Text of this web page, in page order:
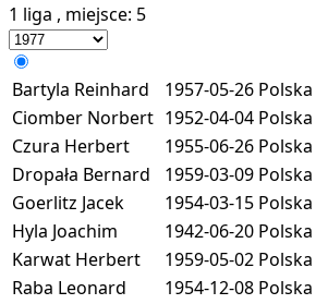
1 liga , miejsce: 5
Bartyla Reinhard 1957-05-26 Polska
Ciomber Norbert 1952-04-04 Polska
Czura Herbert
1955-06-26 Polska
Dropała Bernard
1959-03-09 Polska
Goerlitz Jacek
1954-03-15 Polska
Hyla Joachim
1942-06-20 Polska
Karwat Herbert
1959-05-02 Polska
Raba Leonard
1954-12-08 Polska